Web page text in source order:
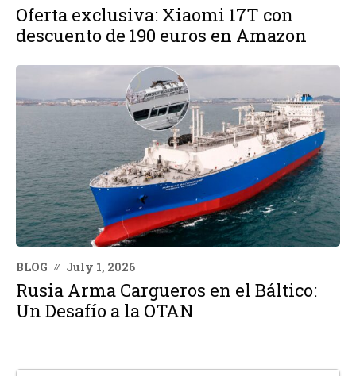
Oferta exclusiva: Xiaomi 17T con
descuento de 190 euros en Amazon
BLOG July 1, 2026
Rusia Arma Cargueros en el Báltico:
Un Desafío a la OTAN